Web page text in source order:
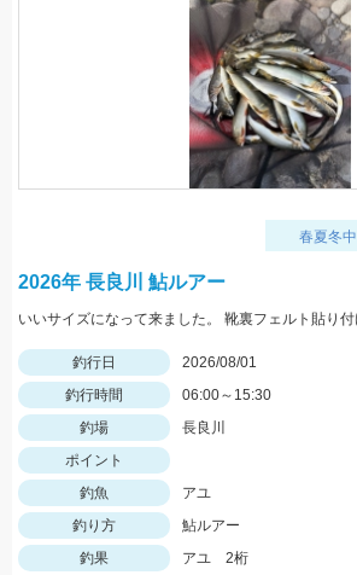
春夏冬中
2026年 長良川 鮎ルアー
釣行日
2026/08/01
釣行時間
06:00～15:30
釣場
長良川
ポイント
釣魚
アユ
釣り方
鮎ルアー
釣果
アユ 2桁